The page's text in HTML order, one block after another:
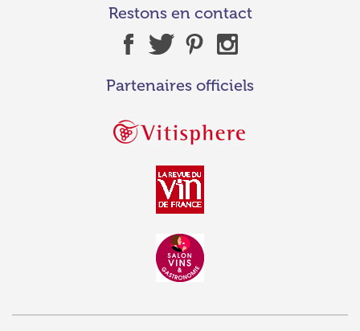
Restons en contact
Partenaires officiels